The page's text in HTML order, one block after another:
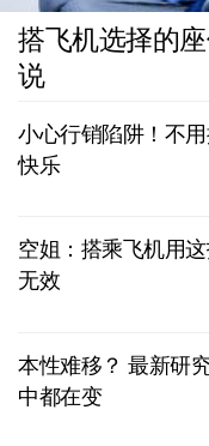
搭飞机选择的
说
小心行销陷阱！不
快乐
空姐：搭乘飞机用
无效
本性难移？ 最新研
中都在变